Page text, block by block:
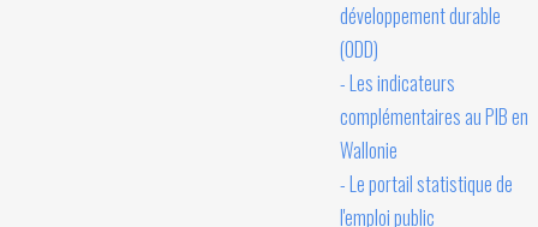
développement durable
(ODD)
- Les indicateurs
complémentaires au PIB en
Wallonie
- Le portail statistique de
l'emploi public